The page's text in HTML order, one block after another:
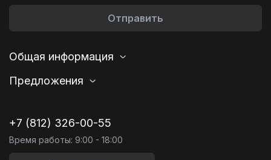
Отправить
Общая информация
Предложения
+7 (812) 326-00-55
Время работы: 9:00 - 18:00